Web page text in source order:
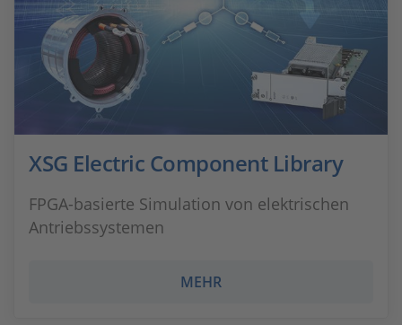
XSG Electric Component Library
FPGA-basierte Simulation von elektrischen
Antriebssystemen
MEHR